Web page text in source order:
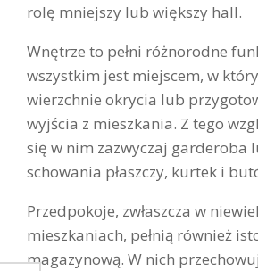
rolę mniejszy lub większy hall.
Wnętrze to pełni różnorodne
wszystkim jest miejscem, w
wierzchnie okrycia lub
wyjścia z mieszkania. Z tego
się w nim zazwyczaj garderoba
schowania płaszczy, kurtek i
Przedpokoje, zwłaszcza w
mieszkaniach, pełnią również
magazynową. W nich